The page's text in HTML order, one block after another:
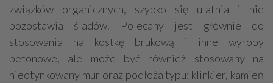
związków organicznych, szybko się ulatnia i nie
pozostawia śladów. Polecany jest głównie do
stosowania na kostkę brukową i inne wyroby
betonowe, ale może być również stosowany na
nieotynkowany mur oraz podłoża typu: klinkier, kamień